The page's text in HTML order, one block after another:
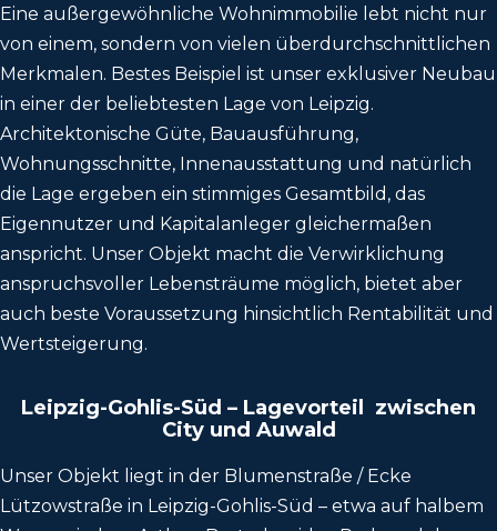
Eine außergewöhnliche Wohnimmobilie lebt nicht nur
von einem, sondern von vielen überdurchschnittlichen
Merkmalen. Bestes Beispiel ist unser exklusiver Neubau
in einer der beliebtesten Lage von Leipzig.
Architektonische Güte, Bauausführung,
Wohnungsschnitte, Innenausstattung und natürlich
die Lage ergeben ein stimmiges Gesamtbild, das
Eigennutzer und Kapitalanleger gleichermaßen
anspricht. Unser Objekt macht die Verwirklichung
anspruchsvoller Lebensträume möglich, bietet aber
auch beste Voraussetzung hinsichtlich Rentabilität und
Wertsteigerung.
Leipzig-Gohlis-Süd – Lagevorteil zwischen
City und Auwald
Unser Objekt liegt in der Blumenstraße / Ecke
Lützowstraße in Leipzig-Gohlis-Süd – etwa auf halbem